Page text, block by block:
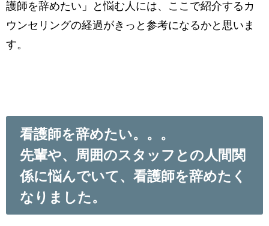
護師を辞めたい」と悩む人には、ここで紹介するカ
ウンセリングの経過がきっと参考になるかと思いま
す。
看護師を辞めたい。。。
先輩や、周囲のスタッフとの人間関
係に悩んでいて、看護師を辞めたく
なりました。